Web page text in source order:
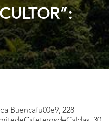
Buencafu00e9, 228